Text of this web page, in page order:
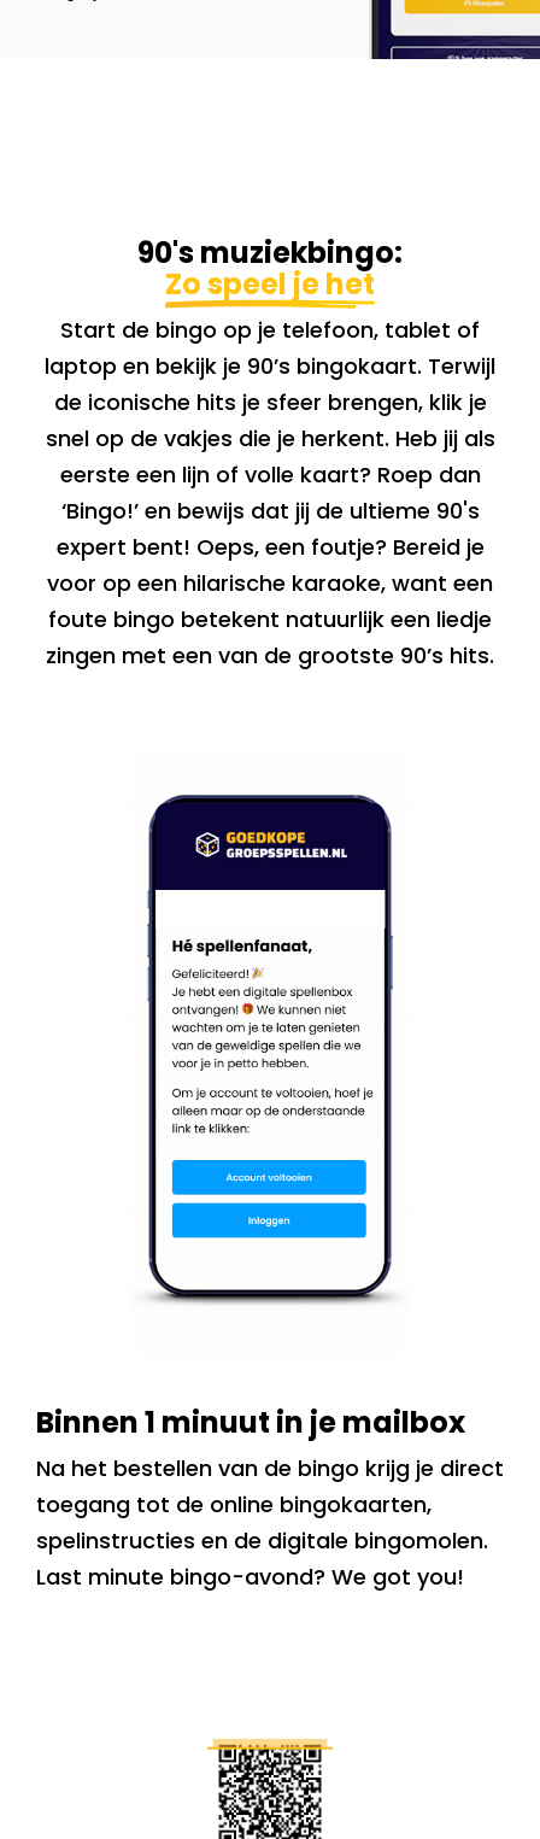
90's muziekbingo:
Zo speel je het
Start de bingo op je telefoon, tablet of
laptop en bekijk je 90’s bingokaart. Terwijl
de iconische hits je sfeer brengen, klik je
snel op de vakjes die je herkent. Heb jij als
eerste een lijn of volle kaart? Roep dan
‘Bingo!’ en bewijs dat jij de ultieme 90's
expert bent! Oeps, een foutje? Bereid je
voor op een hilarische karaoke, want een
foute bingo betekent natuurlijk een liedje
zingen met een van de grootste 90’s hits.
Binnen 1 minuut in je mailbox
Na het bestellen van de bingo krijg je direct
toegang tot de online bingokaarten,
spelinstructies en de digitale bingomolen.
Last minute bingo-avond? We got you!